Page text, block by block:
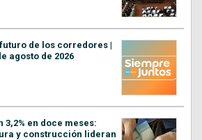
de los corredores |
agosto de 2026
3,2% en doce meses:
y construcción lideran